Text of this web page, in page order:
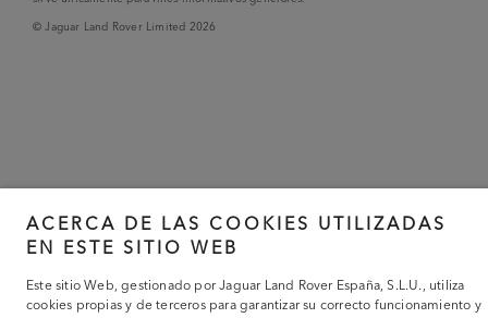
© Jaguar Land Rover Limited 2026
ACERCA DE LAS COOKIES UTILIZADAS
EN ESTE SITIO WEB
Este sitio Web, gestionado por Jaguar Land Rover España, S.L.U., utiliza
cookies propias y de terceros para garantizar su correcto funcionamiento y